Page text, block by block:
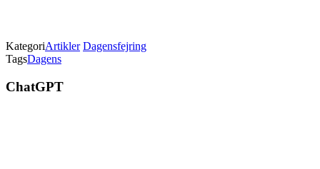
KategoriArtikler Dagensfejring
TagsDagens
ChatGPT